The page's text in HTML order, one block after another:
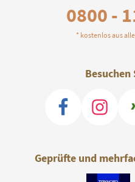
0800 -
* kostenlos aus
Besuchen
Geprüfte und